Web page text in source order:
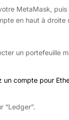
MetaMask,
en haut à droite
un portefeuille
“Ledger”.